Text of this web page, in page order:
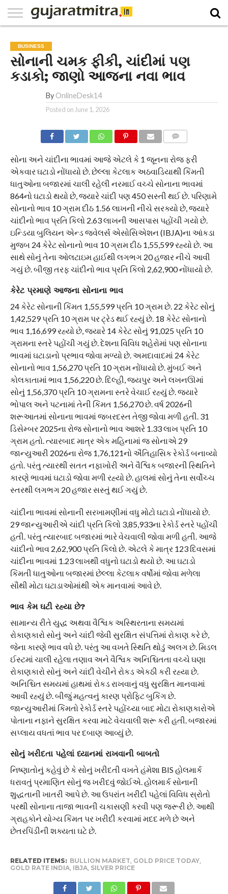
PAPER
NATIONAL
WORLD
BUSINESS
SPORTS
GUJARAT
OPINION
MORE
BUSINESS
સોનાની ચમક ફીકી, ચાંદીમાં પણ
કડાકો; જાણો આજના નવા ભાવ
By OnlineDesk14
Posted on June 1, 2026
સોના અને ચાંદીના ભાવમાં આજે એટલે કે 1 જૂનના રોજ ફરી
એકવાર ઘટાડો નોંધાયો છે. છેલ્લા કેટલાક અઠવાડિયાથી કિંમતી
ધાતુઓના બજારમાં ચાલી રહેલી નરમાઈ વચ્ચે સોનાના ભાવમાં
864નો ઘટાડો થયો છે, જ્યારે ચાંદી પણ 450 સસ્તી થઈ છે. પરિણામે
સોનાનો ભાવ 10 ગ્રામ દીઠ 1.56 લાખની નીચે સરક્યો છે, જ્યારે
ચાંદીનો ભાવ પ્રતિ કિલો 2.63 લાખની આસપાસ પહોંચી ગયો છે.
ઇન્ડિયા બુલિયન એન્ડ જ્વેલર્સ એસોસિએશન (IBJA)ના આંકડા
મુજબ 24 કેરેટ સોનાનો ભાવ 10 ગ્રામ દીઠ 1,55,599 રહ્યો છે. આ
સાથે સોનું તેના ઓલટાઇમ હાઈથી લગભગ 20 હજાર નીચે આવી
ગયું છે. બીજી તરફ ચાંદીનો ભાવ પ્રતિ કિલો 2,62,900 નોંધાયો છે.
કેરેટ પ્રમાણે આજના સોનાના ભાવ
24 કેરેટ સોનાની કિંમત 1,55,599 પ્રતિ 10 ગ્રામ છે. 22 કેરેટ સોનું
1,42,529 પ્રતિ 10 ગ્રામ પર ટ્રેડ થઈ રહ્યું છે. 18 કેરેટ સોનાનો
ભાવ 1,16,699 રહ્યો છે, જ્યારે 14 કેરેટ સોનું 91,025 પ્રતિ 10
ગ્રામના સ્તરે પહોંચી ગયું છે. દેશના વિવિધ શહેરોમાં પણ સોનાના
ભાવમાં ઘટાડાનો પ્રભાવ જોવા મળ્યો છે. અમદાવાદમાં 24 કેરેટ
સોનાનો ભાવ 1,56,270 પ્રતિ 10 ગ્રામ નોંધાયો છે. મુંબઈ અને
કોલકાતામાં ભાવ 1,56,220 છે. દિલ્હી, જયપુર અને લખનઊમાં
સોનું 1,56,370 પ્રતિ 10 ગ્રામના સ્તરે વેચાઈ રહ્યું છે. જ્યારે
ભોપાલ અને પટનામાં તેની કિંમત 1,56,270 છે. વર્ષ 2026ની
શરૂઆતમાં સોનાના ભાવમાં જબરદસ્ત તેજી જોવા મળી હતી. 31
ડિસેમ્બર 2025ના રોજ સોનાનો ભાવ આશરે 1.33 લાખ પ્રતિ 10
ગ્રામ હતો. ત્યારબાદ માત્ર એક મહિનામાં જ સોનાએ 29
જાન્યુઆરી 2026ના રોજ 1,76,121નો ઐતિહાસિક રેકોર્ડ બનાવ્યો
હતો. પરંતુ ત્યારથી સતત નફાખોરી અને વૈશ્વિક બજારની સ્થિતિને
કારણે ભાવમાં ઘટાડો જોવા મળી રહ્યો છે. હાલમાં સોનું તેના સર્વોચ્ચ
સ્તરથી લગભગ 20 હજાર સસ્તું થઈ ગયું છે.
ચાંદીના ભાવમાં સોનાની સરખામણીમાં વધુ મોટો ઘટાડો નોંધાયો છે.
29 જાન્યુઆરીએ ચાંદી પ્રતિ કિલો 3,85,933ના રેકોર્ડ સ્તરે પહોંચી
હતી. પરંતુ ત્યારબાદ બજારમાં ભારે વેચવાલી જોવા મળી હતી. આજે
ચાંદીનો ભાવ 2,62,900 પ્રતિ કિલો છે. એટલે કે માત્ર 123 દિવસમાં
ચાંદીના ભાવમાં 1.23 લાખથી વધુનો ઘટાડો થયો છે. આ ઘટાડો
કિંમતી ધાતુઓના બજારમાં છેલ્લા કેટલાક વર્ષોમાં જોવા મળેલા
સૌથી મોટા ઘટાડાઓમાંથી એક માનવામાં આવે છે.
ભાવ કેમ ઘટી રહ્યા છે?
સામાન્ય રીતે યુદ્ધ અથવા વૈશ્વિક અસ્થિરતાના સમયમાં
રોકાણકારો સોનું અને ચાંદી જેવી સુરક્ષિત સંપત્તિમાં રોકાણ કરે છે,
જેના કારણે ભાવ વધે છે. પરંતુ આ વખતે સ્થિતિ થોડું અલગ છે. મિડલ
ઈસ્ટમાં ચાલી રહેલા તણાવ અને વૈશ્વિક અનિશ્ચિતતા વચ્ચે ઘણા
રોકાણકારો સોનું અને ચાંદી વેચીને રોકડ એકઠી કરી રહ્યા છે.
અનિશ્ચિત સમયમાં હાથમાં રોકડ રાખવાનું વધુ સુરક્ષિત માનવામાં
આવી રહ્યું છે. બીજું મહત્વનું કારણ પ્રોફિટ બુકિંગ છે.
જાન્યુઆરીમાં કિંમતો રેકોર્ડ સ્તરે પહોંચ્યા બાદ મોટા રોકાણકારોએ
પોતાના નફાને સુરક્ષિત કરવા માટે વેચવાલી શરૂ કરી હતી. બજારમાં
સપ્લાય વધતાં ભાવ પર દબાણ આવ્યું છે.
સોનું ખરીદતા પહેલાં ધ્યાનમાં રાખવાની બાબતો
નિષ્ણાતોનું કહેવું છે કે સોનું ખરીદતી વખતે હંમેશા BIS હોલમાર્ક
ધરાવતું પ્રમાણિત સોનું જ ખરીદવું જોઈએ. હોલમાર્ક સોનાની
શુદ્ધતાની ખાતરી આપે છે. આ ઉપરાંત ખરીદી પહેલાં વિવિધ સ્રોતો
પરથી સોનાના તાજા ભાવની ચકાસણી કરવી પણ જરૂરી છે. આથી
ગ્રાહકોને યોગ્ય કિંમત પર ખરીદી કરવામાં મદદ મળે છે અને
છેતરપિંડીની શક્યતા ઘટે છે.
RELATED ITEMS: BULLION MARKET, GOLD PRICE TODAY,
GOLD RATE INDIA, IBJA, SILVER PRICE